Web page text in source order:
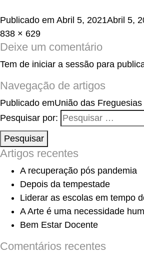
Publicado em Abril 5, 2021Abril 5,
838 × 629
Deixe um comentário
Tem de iniciar a sessão para
Navegação de artigos
Publicado emUnião das
Pesquisar por:
Pesquisar
Artigos recentes
A recuperação pós pandemia
Depois da tempestade
Liderar as escolas em tempo
A Arte é uma necessidade
Bem Estar Docente
Comentários recentes